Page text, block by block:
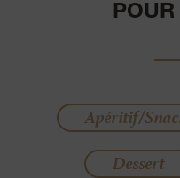
Apéritif/
Dessert